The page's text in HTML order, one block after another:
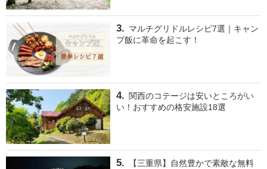
マルチグリドルレシピ7選｜キャン
プ飯に革命を起こす！
関西のコテージは安いところがい
い！おすすめの格安施設18選
【三重県】自然豊かで素敵な無料